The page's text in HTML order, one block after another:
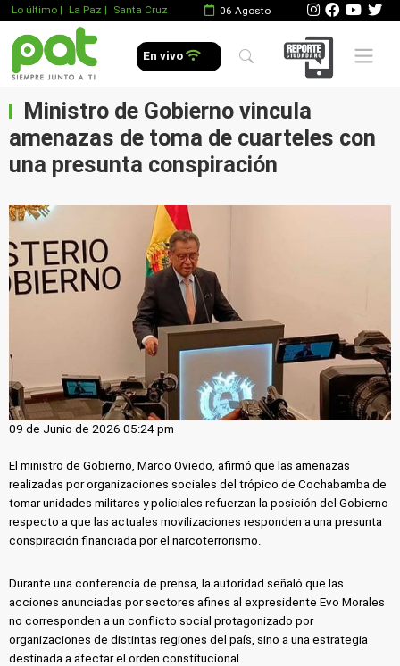
Lo último | La Paz | Santa Cruz 06 Agosto
En vivo Mobile
Ministro de Gobierno vincula
amenazas de toma de cuarteles con
una presunta conspiración
09 de Junio de 2026 05:24 pm
El ministro de Gobierno, Marco Oviedo, afirmó que las amenazas
realizadas por organizaciones sociales del trópico de Cochabamba de
tomar unidades militares y policiales refuerzan la posición del Gobierno
respecto a que las actuales movilizaciones responden a una presunta
conspiración financiada por el narcoterrorismo.
Durante una conferencia de prensa, la autoridad señaló que las
acciones anunciadas por sectores afines al expresidente Evo Morales
no corresponden a un conflicto social protagonizado por
organizaciones de distintas regiones del país, sino a una estrategia
destinada a afectar el orden constitucional.